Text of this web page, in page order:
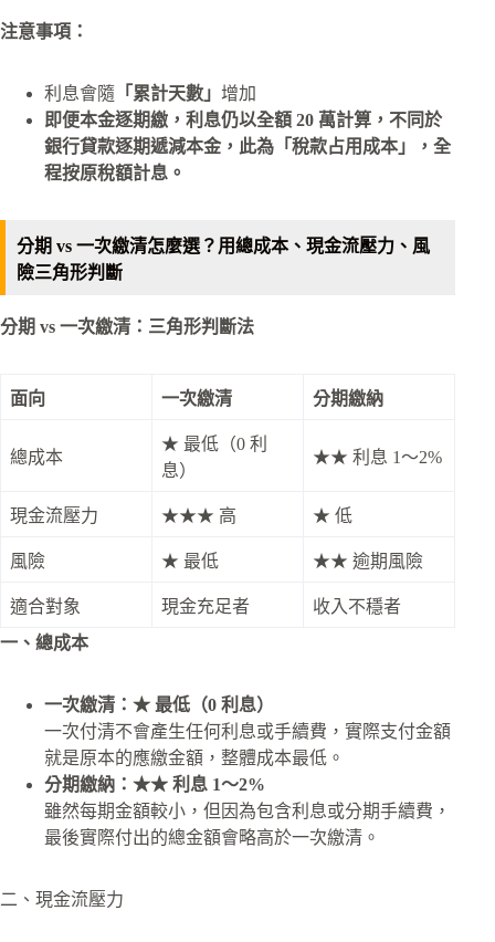
注意事項：
利息會隨 「累計天數」 增加
即便本金逐期繳，利息仍以全額 20 萬計算， 不同於
銀行貸款逐期遞減本金，此為「稅款占用成本」，全
程按原稅額計息。​
分期 vs 一次繳清怎麼選？用總成本、現金流壓力、風
險三角形判斷
分期 vs 一次繳清：三角形判斷法
面向 一次繳清 分期繳納
總成本
★ 最低（0 利
息）
★★ 利息 1～2%
現金流壓力 ★★★ 高 ★ 低
風險 ★ 最低 ★★ 逾期風險
適合對象 現金充足者
收入不穩者
一、總成本
一次繳清：★ 最低（0 利息）
一次付清不會產生任何利息或手續費，實際支付金額
就是原本的應繳金額，整體成本最低。
分期繳納：★★ 利息 1～2%
雖然每期金額較小，但因為包含利息或分期手續費，
最後實際付出的總金額會略高於一次繳清。
二、現金流壓力